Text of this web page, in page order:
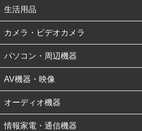
生活用品
カメラ・ビデオカメラ
パソコン・周辺機器
AV機器・映像
オーディオ機器
情報家電・通信機器